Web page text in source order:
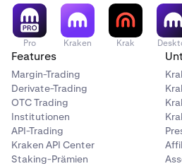
Gas
Gas ist eine Maßeinheit für die
zur Ausführung einer
eines Smart Contracts im
erforderlich sind. Benutzer
eine Transaktion oder einen
erforderliche Gas-Menge hängt
und der benötigten
selbst legt den Gas-Preis fest,
Netzwerküberlastung
Pro Kraken Krak
Features
Margin-Trading
Derivate-Trading
OTC Trading
Institutionen
API-Trading
Kraken API Center
Staking-Prämien